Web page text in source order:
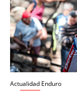
Actualidad Enduro